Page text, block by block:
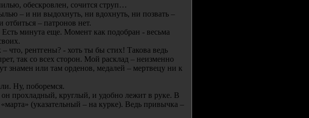
обескровлен, сочится струп…
– и ни выдохнуть, ни вдохнуть, ни позвать –
– патронов нет.
минута еще. Момент как подобран - весьма
– что, рентгены? - хоть ты бы стих! Такова ведь
так со всех сторон. Мой расклад – неизменно
знамен или там орденов, медалей – мертвецу ни к
Ну, поборемся.
прохладный, круглый, и удобно лежит в руке. В
(указательный – на курке). Ведь привычка –